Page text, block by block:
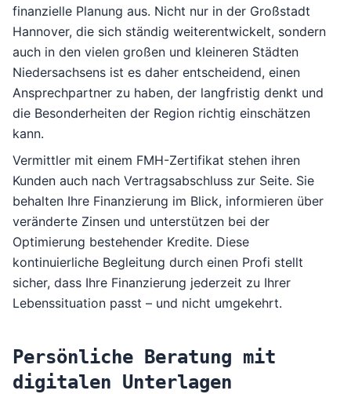
finanzielle Planung aus. Nicht nur in der Großstadt
Hannover, die sich ständig weiterentwickelt, sondern
auch in den vielen großen und kleineren Städten
Niedersachsens ist es daher entscheidend, einen
Ansprechpartner zu haben, der langfristig denkt und
die Besonderheiten der Region richtig einschätzen
kann.
Vermittler mit einem FMH-Zertifikat stehen ihren
Kunden auch nach Vertragsabschluss zur Seite. Sie
behalten Ihre Finanzierung im Blick, informieren über
veränderte Zinsen und unterstützen bei der
Optimierung bestehender Kredite. Diese
kontinuierliche Begleitung durch einen Profi stellt
sicher, dass Ihre Finanzierung jederzeit zu Ihrer
Lebenssituation passt – und nicht umgekehrt.
Persönliche Beratung mit
digitalen Unterlagen